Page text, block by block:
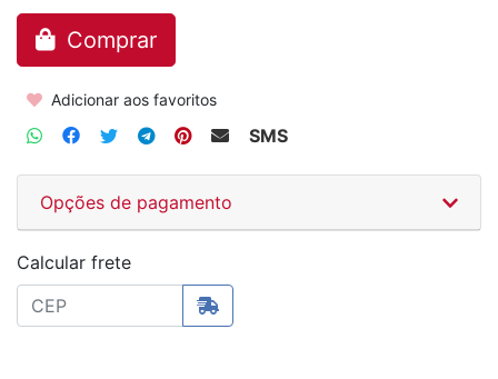
Comprar
Adicionar aos favoritos
SMS
Opções de pagamento
Calcular frete